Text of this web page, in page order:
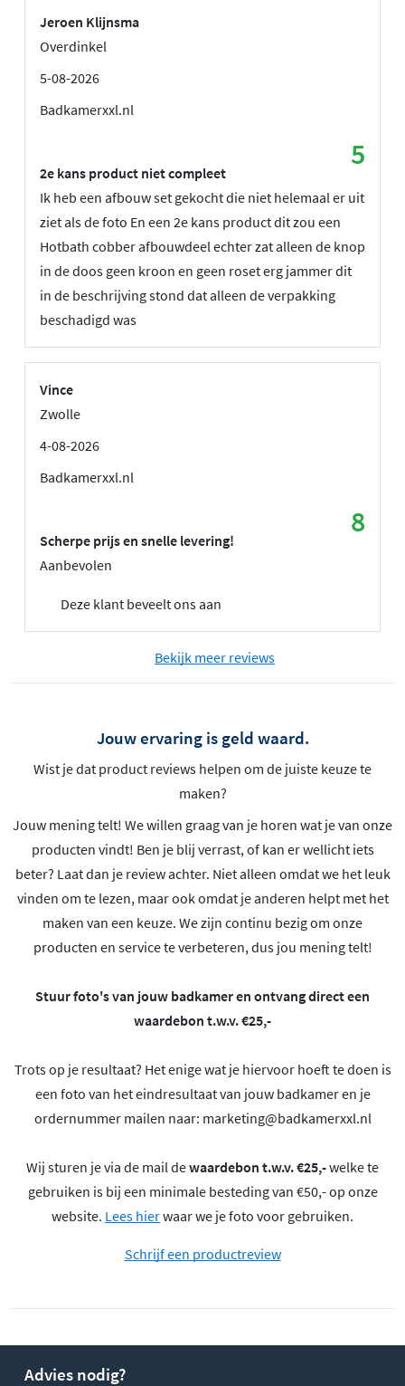
Jeroen Klijnsma
Overdinkel
5-08-2026
Badkamerxxl.nl
5
2e kans product niet compleet
Ik heb een afbouw set gekocht die niet helemaal er uit
ziet als de foto En een 2e kans product dit zou een
Hotbath cobber afbouwdeel echter zat alleen de knop
in de doos geen kroon en geen roset erg jammer dit
in de beschrijving stond dat alleen de verpakking
beschadigd was
Vince
Zwolle
4-08-2026
Badkamerxxl.nl
8
Scherpe prijs en snelle levering!
Aanbevolen
Deze klant beveelt ons aan
Bekijk meer reviews
Jouw ervaring is geld waard.
Wist je dat product reviews helpen om de juiste keuze te
maken?
Jouw mening telt! We willen graag van je horen wat je van onze
producten vindt! Ben je blij verrast, of kan er wellicht iets
beter? Laat dan je review achter. Niet alleen omdat we het leuk
vinden om te lezen, maar ook omdat je anderen helpt met het
maken van een keuze. We zijn continu bezig om onze
producten en service te verbeteren, dus jou mening telt!
Stuur foto's van jouw badkamer en ontvang direct een
waardebon t.w.v. €25,-
Trots op je resultaat? Het enige wat je hiervoor hoeft te doen is
een foto van het eindresultaat van jouw badkamer en je
ordernummer mailen naar: marketing@badkamerxxl.nl
Wij sturen je via de mail dewaardebon t.w.v. €25,-welke te
gebruiken is bij een minimale besteding van €50,- op onze
website. Lees hierwaar we je foto voor gebruiken.
Schrijf een productreview
Advies nodig?